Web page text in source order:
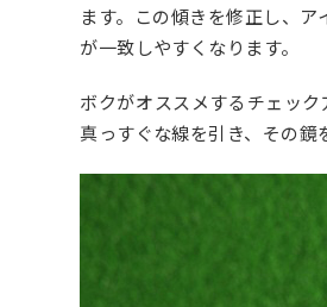
ます。この傾きを修正し、
が一致しやすくなります。
ボクがオススメするチェッ
真っすぐな線を引き、その鏡